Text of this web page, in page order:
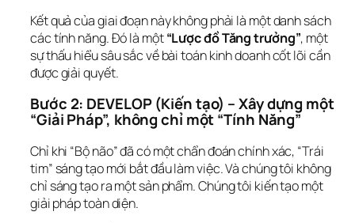
Kết quả của giai đoạn này không phải là một danh sách
các tính năng. Đó là một “Lược đồ Tăng trưởng”, một
sự thấu hiểu sâu sắc về bài toán kinh doanh cốt lõi cần
được giải quyết.
Bước 2: DEVELOP (Kiến tạo) – Xây dựng một
“Giải Pháp”, không chỉ một “Tính Năng”
Chỉ khi “Bộ não” đã có một chẩn đoán chính xác, “Trái
tim” sáng tạo mới bắt đầu làm việc. Và chúng tôi không
chỉ sáng tạo ra một sản phẩm. Chúng tôi kiến tạo một
giải pháp toàn diện.